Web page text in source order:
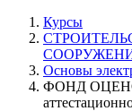
Курсы
Основы
ФОНД